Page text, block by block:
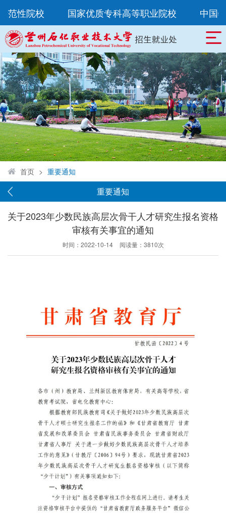
性院校 国家优质专科高等职业院校 中国
首页 > 重要通知
重要通知
关于2023年少数民族高层次骨干人才研究生报名资格
审核有关事宜的通知
时间： 2022-10-14 阅读量： 3810次